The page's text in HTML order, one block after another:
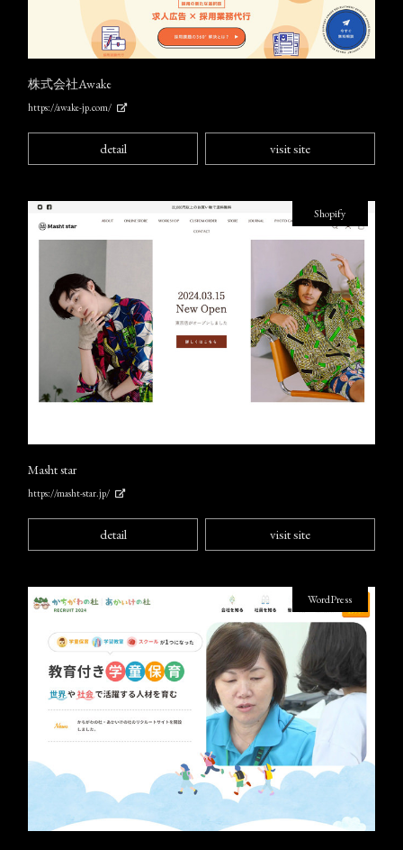
株式会社Awake
https://awake-jp.com/
detail visit site
Masht star
https://masht-star.jp/
Shopify
detail visit site
WordPress